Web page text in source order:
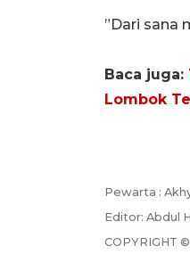
”Dari sana
Baca juga:
Lombok
Pewarta :
Editor: Abdul
COPYRIGHT ©